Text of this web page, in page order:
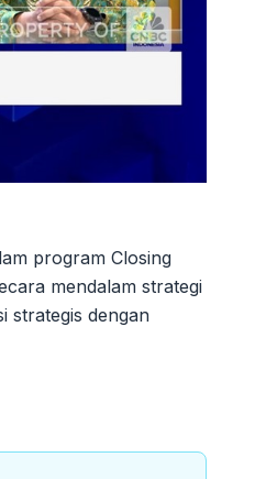
program Closing
mendalam strategi
strategis dengan